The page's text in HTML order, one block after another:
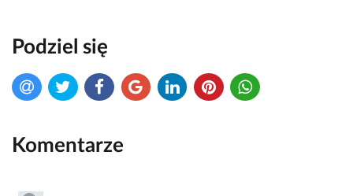
Podziel się
Komentarze